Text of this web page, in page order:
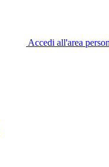
Accedi all'area